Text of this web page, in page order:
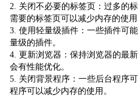
2. 关闭不必要的标签页：过多的
需要的标签页可以减少内存的使用
3. 使用轻量级插件：一些插件可
量级的插件。
4. 更新浏览器：保持浏览器的最
会有性能优化。
5. 关闭背景程序：一些后台程序
程序可以减少内存的使用。